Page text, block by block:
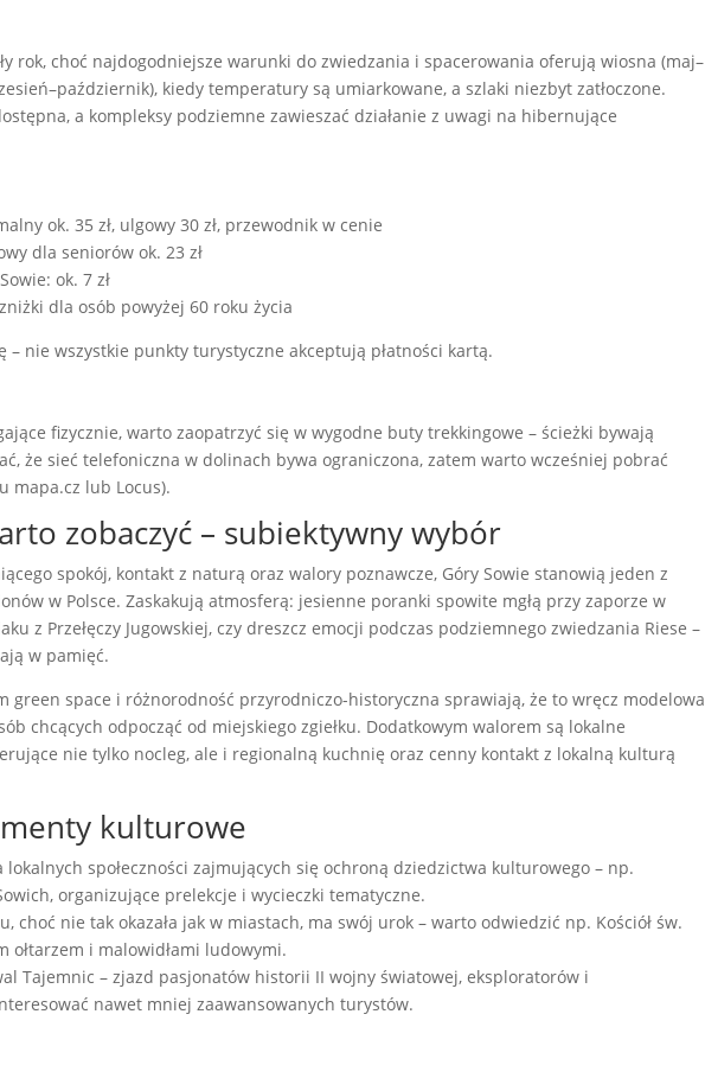
rok, choć najdogodniejsze warunki do zwiedzania i spacerowania oferują wiosna (maj–
kiedy temperatury są umiarkowane, a szlaki niezbyt zatłoczone.
a kompleksy podziemne zawieszać działanie z uwagi na hibernujące
ok. 35 zł, ulgowy 30 zł, przewodnik w cenie
dla seniorów ok. 23 zł
ok. 7 zł
dla osób powyżej 60 roku życia
– nie wszystkie punkty turystyczne akceptują płatności kartą.
fizycznie, warto zaopatrzyć się w wygodne buty trekkingowe – ścieżki bywają
że sieć telefoniczna w dolinach bywa ograniczona, zatem warto wcześniej pobrać
mapa.cz lub Locus).
zobaczyć – subiektywny wybór
spokój, kontakt z naturą oraz walory poznawcze, Góry Sowie stanowią jeden z
w Polsce. Zaskakują atmosferą: jesienne poranki spowite mgłą przy zaporze w
z Przełęczy Jugowskiej, czy dreszcz emocji podczas podziemnego zwiedzania Riese –
w pamięć.
green space i różnorodność przyrodniczo-historyczna sprawiają, że to wręcz modelowa
chcących odpocząć od miejskiego zgiełku. Dodatkowym walorem są lokalne
nie tylko nocleg, ale i regionalną kuchnię oraz cenny kontakt z lokalną kulturą
kulturowe
lokalnych społeczności zajmujących się ochroną dziedzictwa kulturowego – np.
organizujące prelekcje i wycieczki tematyczne.
choć nie tak okazała jak w miastach, ma swój urok – warto odwiedzić np. Kościół św.
ołtarzem i malowidłami ludowymi.
Tajemnic – zjazd pasjonatów historii II wojny światowej, eksploratorów i
nawet mniej zaawansowanych turystów.